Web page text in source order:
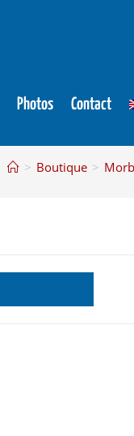
Photos Contact
> Boutique >